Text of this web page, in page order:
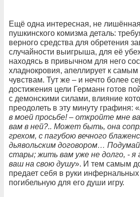
Ещё одна интересная, не
пушкинского комизма деталь:
верного средства для обретения
случайности выигрыша, для её
находясь в привычном для него
хладнокровия, апеллирует к
чувствам. Тут же – и нечто более
достижения цели Германн готов
с демонскими силами, влияние
преодолеть в эту минуту графиня: «
в моей просьбе! – откройте мне
вам в ней?.. Может быть, она
грехом, с пагубою вечного
дьявольским договором…
стары; жить вам уже не долго, - я
ваш на свою душу». И тем самым
предает себя в руки
погибельную для его души игру.